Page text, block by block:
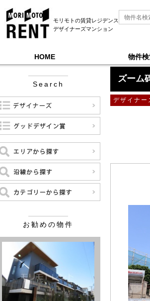
モリモトの賃貸レジデンス
デザイナーズマンション
HOME 物件
モリモトレントTOP ＞
ズーム
デザイナー
Search
お勧めの物件